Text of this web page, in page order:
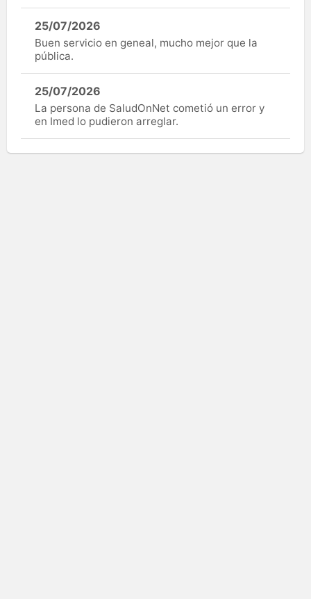
25/07/2026
Buen servicio en geneal, mucho mejor que la
pública.
25/07/2026
La persona de SaludOnNet cometió un error y
en Imed lo pudieron arreglar.